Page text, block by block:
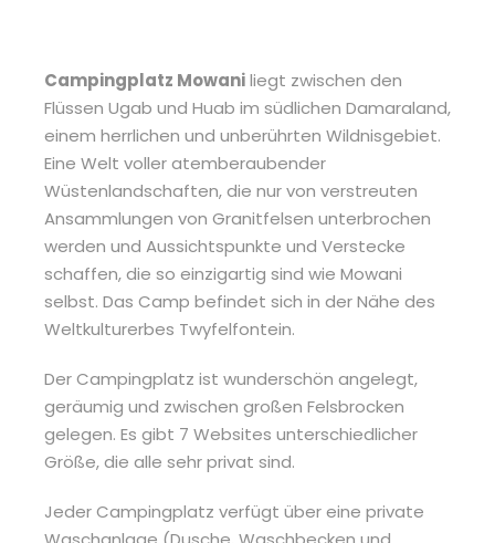
Campingplatz Mowaniliegt zwischen den
Flüssen Ugab und Huab im südlichen Damaraland,
einem herrlichen und unberührten Wildnisgebiet.
Eine Welt voller atemberaubender
Wüstenlandschaften, die nur von verstreuten
Ansammlungen von Granitfelsen unterbrochen
werden und Aussichtspunkte und Verstecke
schaffen, die so einzigartig sind wie Mowani
selbst. Das Camp befindet sich in der Nähe des
Weltkulturerbes Twyfelfontein.
Der Campingplatz ist wunderschön angelegt,
geräumig und zwischen großen Felsbrocken
gelegen. Es gibt 7 Websites unterschiedlicher
Größe, die alle sehr privat sind.
Jeder Campingplatz verfügt über eine private